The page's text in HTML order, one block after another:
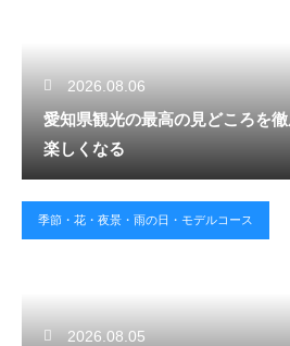
2026.08.06
愛知県観光の最高の見どころを
楽しくなる
季節・花・夜景・雨の日・モデルコース
2026.08.05